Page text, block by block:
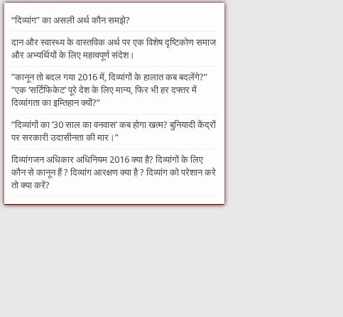
“दिव्यांग” का असली अर्थ कौन समझे?
दान और स्वास्थ्य के वास्तविक अर्थ पर एक विशेष दृष्टिकोण समाज
और अभ्यर्थियों के लिए महत्वपूर्ण संदेश।
​”कानून तो बदल गया 2016 में, दिव्यांगों के हालात कब बदलेंगे?”​
”एक ‘सर्टिफिकेट’ पूरे देश के लिए मान्य, फिर भी हर दफ्तर में
दिव्यांगता का इम्तिहान क्यों?”
​”दिव्यांगों का ’30 साल का वनवास’ कब होगा खत्म? बुनियादी केंद्रों
पर सरकारी उदासीनता की मार।”
दिव्यांगजन अधिकार अधिनियम 2016 क्या है? दिव्यांगों के लिए
कौन से कानून हैं ? दिव्यांग आरक्षण क्या है ? दिव्यांग को परेशान करे
तो क्या करें?